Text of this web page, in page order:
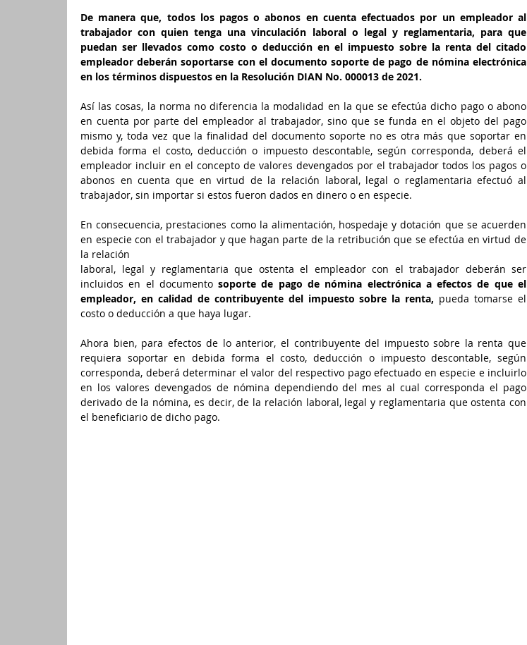
De manera que, todos los pagos o abonos en cuenta efectuados por un empleador al
trabajador con quien tenga una vinculación laboral o legal y reglamentaria, para que
puedan ser llevados como costo o deducción en el impuesto sobre la renta del citado
empleador deberán soportarse con el documento soporte de pago de nómina electrónica
en los términos dispuestos en la Resolución DIAN No. 000013 de 2021.
Así las cosas, la norma no diferencia la modalidad en la que se efectúa dicho pago o abono
en cuenta por parte del empleador al trabajador, sino que se funda en el objeto del pago
mismo y, toda vez que la finalidad del documento soporte no es otra más que soportar en
debida forma el costo, deducción o impuesto descontable, según corresponda, deberá el
empleador incluir en el concepto de valores devengados por el trabajador todos los pagos o
abonos en cuenta que en virtud de la relación laboral, legal o reglamentaria efectuó al
trabajador, sin importar si estos fueron dados en dinero o en especie.
En consecuencia, prestaciones como la alimentación, hospedaje y dotación que se acuerden
en especie con el trabajador y que hagan parte de la retribución que se efectúa en virtud de
la relación
laboral, legal y reglamentaria que ostenta el empleador con el trabajador deberán ser
incluidos en el documento soporte de pago de nómina electrónica a efectos de que el
empleador, en calidad de contribuyente del impuesto sobre la renta, pueda tomarse el
costo o deducción a que haya lugar.
Ahora bien, para efectos de lo anterior, el contribuyente del impuesto sobre la renta que
requiera soportar en debida forma el costo, deducción o impuesto descontable, según
corresponda, deberá determinar el valor del respectivo pago efectuado en especie e incluirlo
en los valores devengados de nómina dependiendo del mes al cual corresponda el pago
derivado de la nómina, es decir, de la relación laboral, legal y reglamentaria que ostenta con
el beneficiario de dicho pago.